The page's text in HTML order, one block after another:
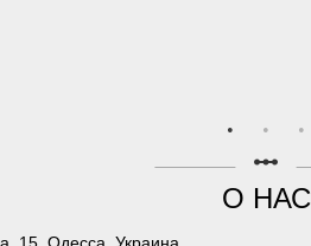
linear_scale
О НАС